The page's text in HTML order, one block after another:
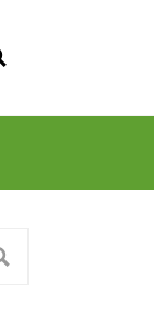
SUCHEN